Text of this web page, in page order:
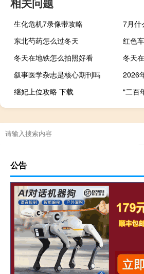
生化危机7录像带攻略
东北芍药怎么过冬天
红色
冬天在地铁怎么拍照好看
冬天
叙事医学杂志是核心期刊吗
2026
继妃上位攻略 下载
“二百
公告